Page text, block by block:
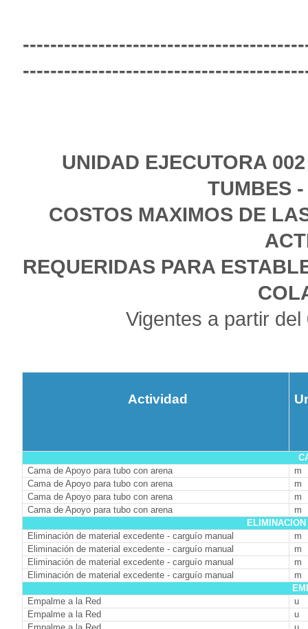
UNIDAD EJECUTORA
TUMBES
COSTOS MAXIMOS DE
REQUERIDAS PARA
Vigentes a partir
Actividad
Cama de Apoyo para tubo con arena
m
Cama de Apoyo para tubo con arena
m
Cama de Apoyo para tubo con arena
m
Cama de Apoyo para tubo con arena
m
Eliminación de material excedente - carguío manual
m
Eliminación de material excedente - carguío manual
m
Eliminación de material excedente - carguío manual
m
Eliminación de material excedente - carguío manual
m
Empalme a la Red
u
Empalme a la Red
u